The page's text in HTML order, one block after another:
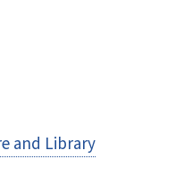
and Library